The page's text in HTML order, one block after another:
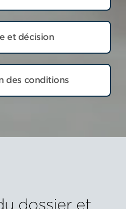
et décision
des conditions
dossier et